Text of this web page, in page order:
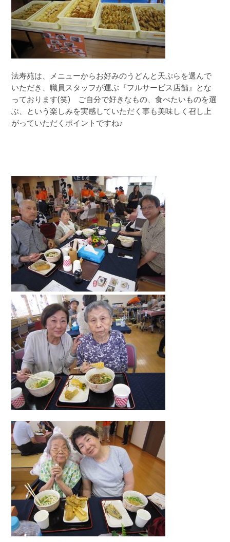
法寿苑は、メニューからお好みのうどんと天ぷらを選んで
いただき、職員スタッフが運ぶ『フルサービス店舗』とな
っております(笑) ご自分で好きなもの、食べたいものを選
ぶ、という楽しみを実感していただく事も美味しく召し上
がっていただくポイントですね♪